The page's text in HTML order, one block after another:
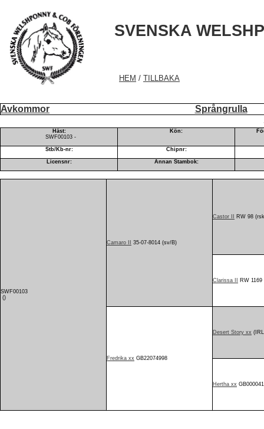
SVENSKA
HEM / TILLBAKA
Avkommor Språngrulla
Häst:
SWF00103 -
Kön:
Stb/Kb-nr: Chipnr:
Licensnr: Annan Stambok:
SWF00103
()
Camaro II 35-07-8014 (sv/B)
Castor II RW 98
Clarissa II RW
Fredrika xx GB22074998
Desert Story xx
Hertha xx